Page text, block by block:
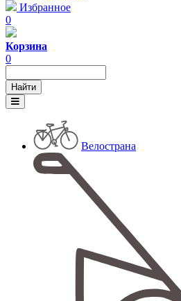
Избранное
0
Корзина
0
Велострана